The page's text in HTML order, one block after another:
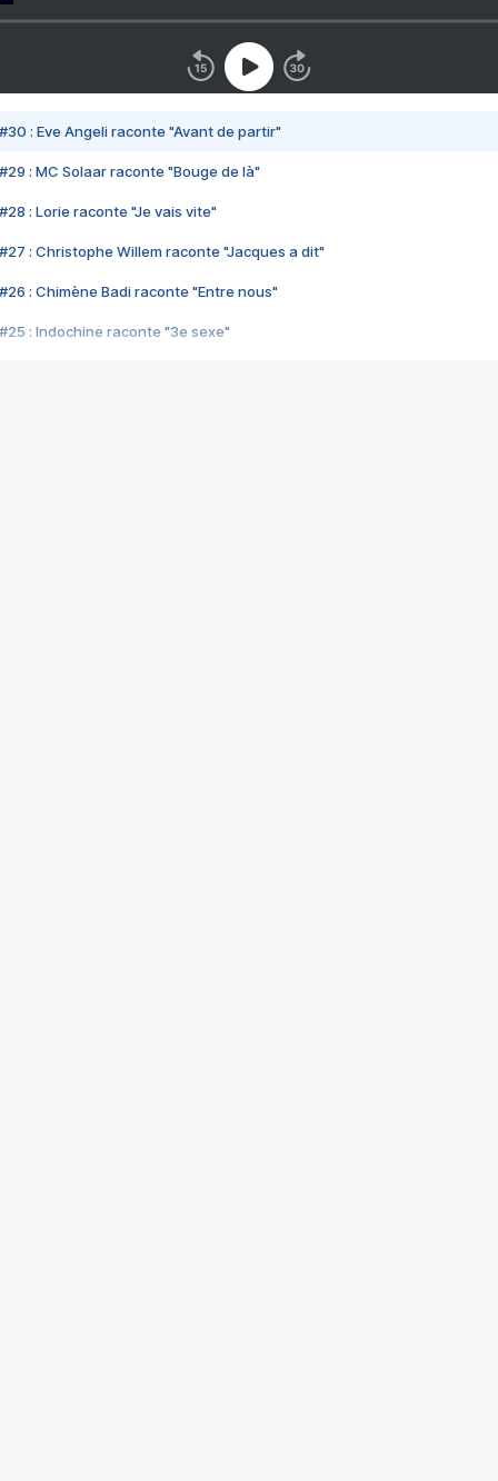
#30 : Eve Angeli raconte "Avant de partir"
#29 : MC Solaar raconte "Bouge de là"
#28 : Lorie raconte "Je vais vite"
#27 : Christophe Willem raconte "Jacques a dit"
#26 : Chimène Badi raconte "Entre nous"
#25 : Indochine raconte "3e sexe"